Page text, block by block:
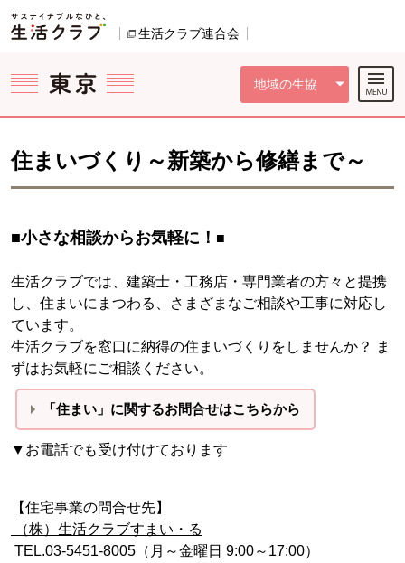
ページの先頭です。
生活クラブ連合会
地域の生協
ここからサイト内共通メニューです。
サイト内共通メニューをスキップする
サイト内共通メニューここまで。
住まいづくり～新築から修繕まで～
■小さな相談からお気軽に！ ■
生活クラブでは、建築士・工務店・専門業者の方々と提携
し、住まいにまつわる、さまざまなご相談や工事に対応し
ています。
生活クラブを窓口に納得の住まいづくりをしませんか？ ま
ずはお気軽にご相談ください。
「住まい」に関するお問合せはこちらから
▼お電話でも受け付けております
【住宅事業の問合せ先】
（株）生活クラブすまい・る
TEL.03-5451-8005（月～金曜日 9:00～17:00）